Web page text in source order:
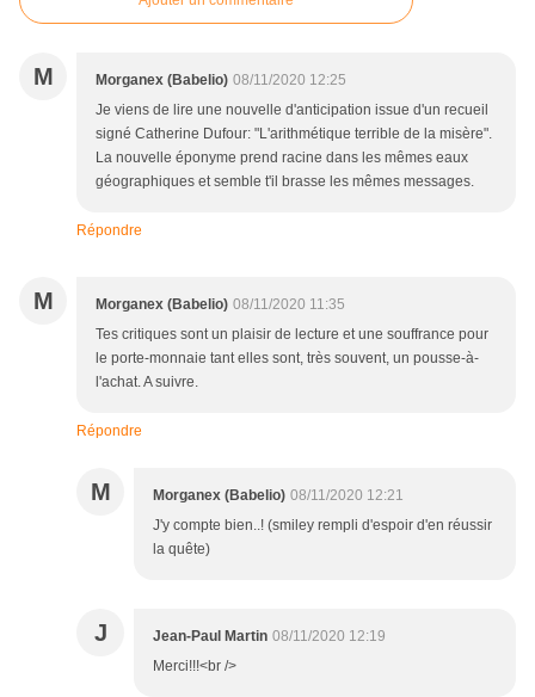
M Morganex (Babelio) 08/11/2020 12:25
Je viens de lire une nouvelle d'anticipation issue d'un recueil
signé Catherine Dufour: "L'arithmétique terrible de la misère".
La nouvelle éponyme prend racine dans les mêmes eaux
géographiques et semble t'il brasse les mêmes messages.
Répondre
M Morganex (Babelio) 08/11/2020 11:35
Tes critiques sont un plaisir de lecture et une souffrance pour
le porte-monnaie tant elles sont, très souvent, un pousse-à-
l'achat. A suivre.
Répondre
M Morganex (Babelio) 08/11/2020 12:21
J'y compte bien..! (smiley rempli d'espoir d'en réussir
la quête)
J Jean-Paul Martin 08/11/2020 12:19
Merci!!!<br />